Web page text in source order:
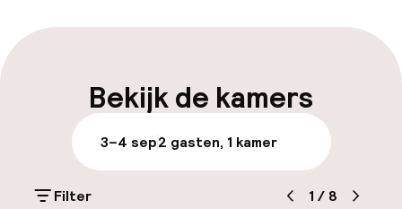
Meertalige medewerkers
Parkeren & mobiliteit
Parkeergelegenheid op eigen terrein
(buiten)
Bekijk de kamers
3–4 sep2 gasten, 1 kamer
Filter 1 / 8